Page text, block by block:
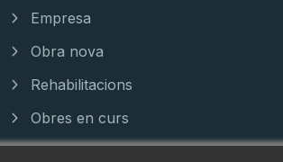
Empresa
Obra nova
Rehabilitacions
Obres en curs